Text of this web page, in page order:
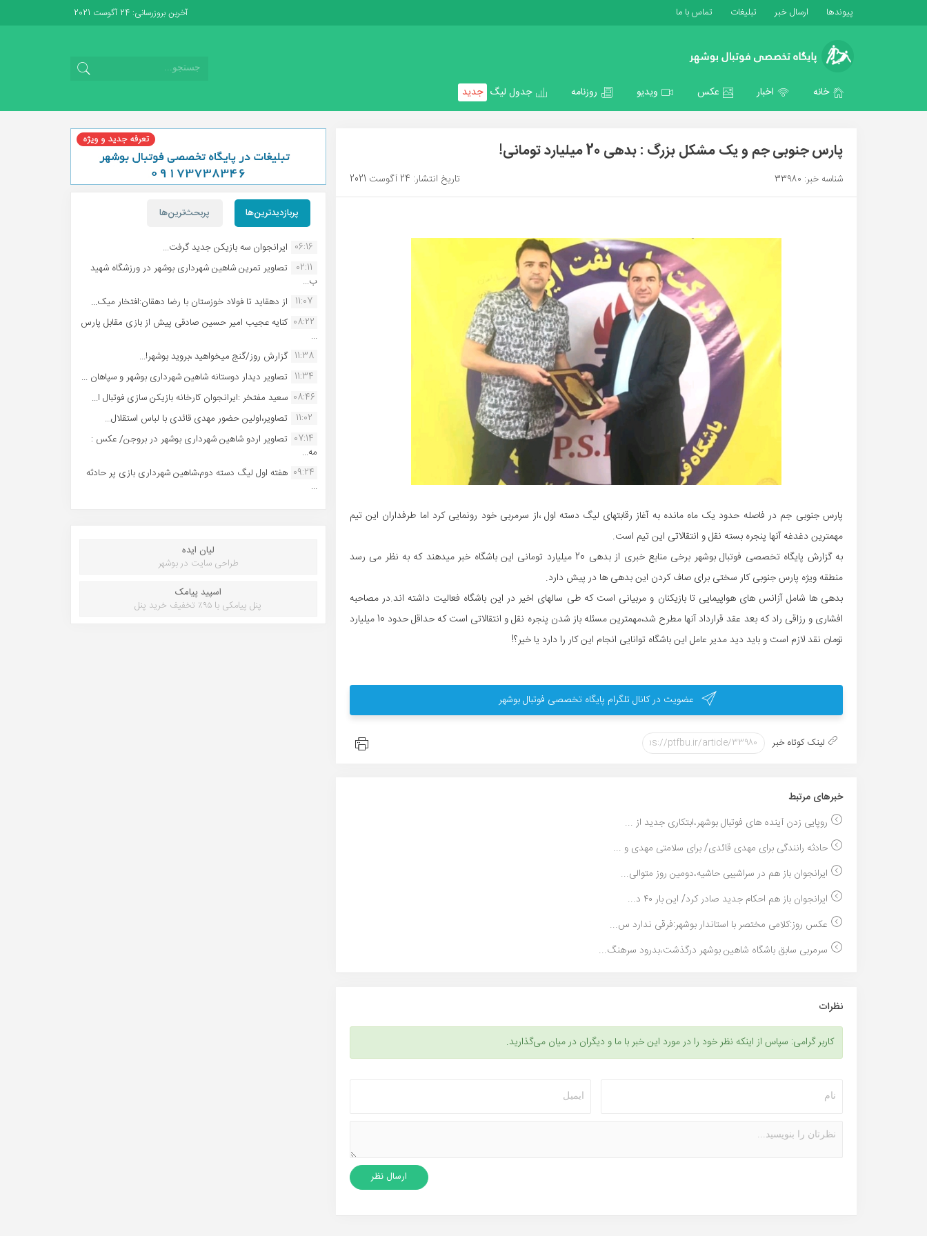
پیوندها ارسال خبر تبلیغات تماس با ما آخرین بروزرسانی: 24 آگوست 2021
خانه اخبار عکس ویدیو روزنامه جدول لیگ جدید
پارس جنوبی جم و یک مشکل بزرگ : بدهی 20 میلیارد تومانی!
شناسه خبر: 33980 تاریخ انتشار: 24 آگوست 2021
پارس جنوبی جم در فاصله حدود یک ماه مانده به آغاز رقابتهای لیگ دسته اول ،از سرمربی خود رونمایی کرد اما طرفداران این تیم
مهمترین دغدغه آنها پنجره بسته نقل و انتقالاتی این تیم است.
به گزارش پایگاه تخصصی فوتبال بوشهر برخی منابع خبری از بدهی 20 میلیارد تومانی این باشگاه خبر میدهند که به نظر می رسد
منطقه ویژه پارس جنوبی کار سختی برای صاف کردن این بدهی ها در پیش دارد.
بدهی ها شامل آزانس های هواپیمایی تا بازیکنان و مربیانی است که طی سالهای اخیر در این باشگاه فعالیت داشته اند.در مصاحبه
افشاری و رزاقی راد که بعد عقد قرارداد آنها مطرح شد،مهمترین مسئله باز شدن پنجره نقل و انتقالاتی است که حداقل حدود 10 میلیارد
تومان نقد لازم است و باید دید مدیر عامل این باشگاه توانایی انجام این کار را دارد یا خیر؟!
عضویت در کانال تلگرام پایگاه تخصصی فوتبال بوشهر
لینک کوتاه خبر
خبر‌های مرتبط
روپایی زدن آینده های فوتبال بوشهر،ابتکاری جدید از ...
حادثه رانندگی برای مهدی قائدی/ برای سلامتی مهدی و ...
ایرانجوان باز هم در سراشیبی حاشیه،دومین روز متوالی...
ایرانجوان باز هم احکام جدید صادر کرد/ این بار ۴۰ د...
عکس روز:کلامی مختصر با استاندار بوشهر:فرقی ندارد س...
سرمربی سابق باشگاه شاهین بوشهر درگذشت،بدرود سرهنگ...
نظرات
کاربر گرامی: سپاس از اینکه نظر خود را در مورد این خبر با ما و دیگران در میان می‌گذارید.
پربازدیدترین‌ها پربحث‌ترین‌ها
06:16 ایرانجوان سه بازیکن جدید گرفت...
02:11
تصاویر تمرین شاهین شهردارى بوشهر در ورزشگاه شهید
ب...
11:07 از دهقاید تا فولاد خوزستان با رضا دهقان:افتخار میک...
08:22 کنایه عجیب امیر حسین صادقی پیش از بازی مقابل پارس
...
11:38 گزارش روز/گنج میخواهید ،بروید بوشهر!...
11:34 تصاویر دیدار دوستانه شاهین شهردارى بوشهر و سپاهان ...
08:46 سعید مفتخر :ایرانجوان کارخانه بازیکن سازی فوتبال ا...
11:02
تصاویر،اولین حضور مهدی قائدی با لباس استقلال...
07:14 تصاویر اردو شاهین شهرداری بوشهر در بروجن/ عکس :
مه...
09:24 هفته اول لیگ دسته دوم،شاهین شهرداری بازی پر حادثه
...
لیان ایده
طراحی سایت در بوشهر
اسپید پیامک
پنل پیامکی با ۹۵٪ تخفیف خرید پنل